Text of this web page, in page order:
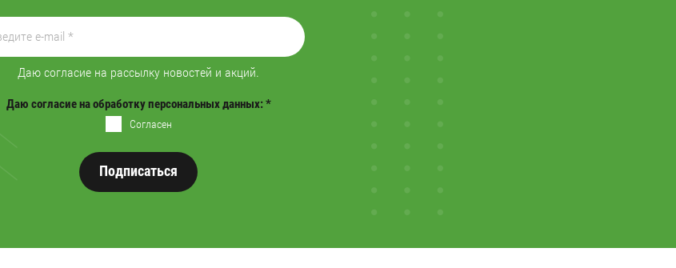
Даю согласие на рассылку новостей и акций.
Даю согласие на обработку персональных данных:*
Согласен
Подписаться